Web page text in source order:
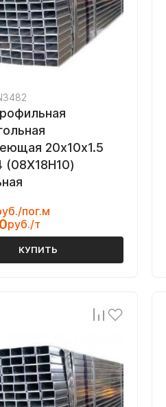
20х10х1.5
(08Х18Н10)
пог.м
руб./т
КУПИТЬ